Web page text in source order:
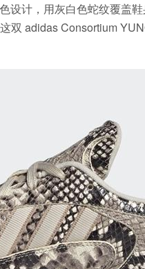
设计，用灰白色蛇纹覆盖
adidas Consortium